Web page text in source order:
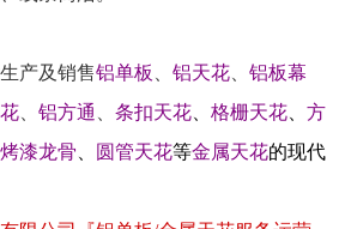
产及销售铝单板 铝天花、 铝板幕
、 铝方通 条扣天花、 格栅天花、 方
烤漆龙骨 圆管天花等金属天花的现代